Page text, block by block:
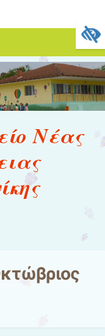
Νέας